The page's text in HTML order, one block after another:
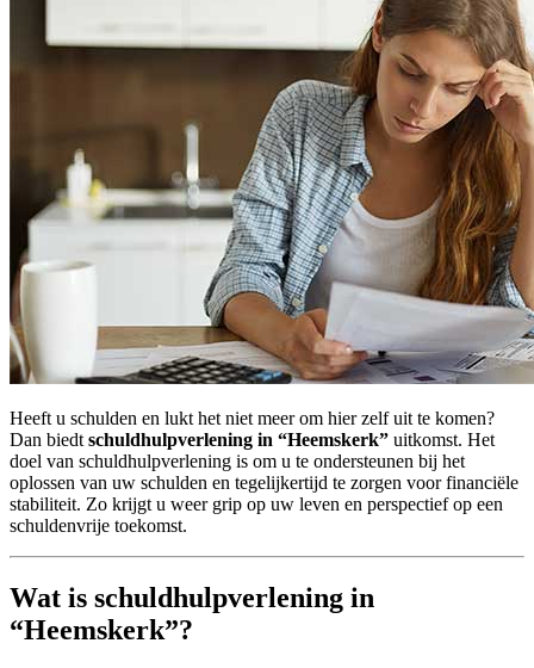
Heeft u schulden en lukt het niet meer om hier zelf uit te komen?
Dan biedt schuldhulpverlening in “Heemskerk” uitkomst. Het
doel van schuldhulpverlening is om u te ondersteunen bij het
oplossen van uw schulden en tegelijkertijd te zorgen voor financiële
stabiliteit. Zo krijgt u weer grip op uw leven en perspectief op een
schuldenvrije toekomst.
Wat is schuldhulpverlening in
“Heemskerk”?